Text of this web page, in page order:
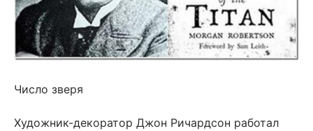
Число зверя
Художник-декоратор Джон Ричардсон работал